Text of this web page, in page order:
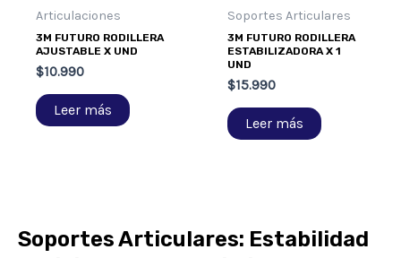
Articulaciones
3M FUTURO RODILLERA
AJUSTABLE X UND
$10.990
Leer más
Soportes Articulares
3M FUTURO RODILLERA
ESTABILIZADORA X 1
UND
$15.990
Leer más
Soportes Articulares: Estabilidad